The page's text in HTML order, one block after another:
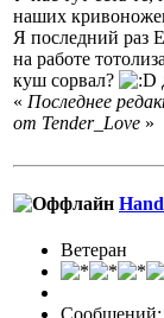
наших
Я последний раз
на работе
куш сорвал?
« Последнее
от Tender_Love »
Ветеран
Сообщений: